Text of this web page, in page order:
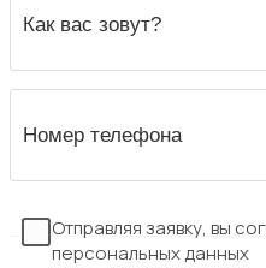
Отправляя заявку, вы
персональных данных